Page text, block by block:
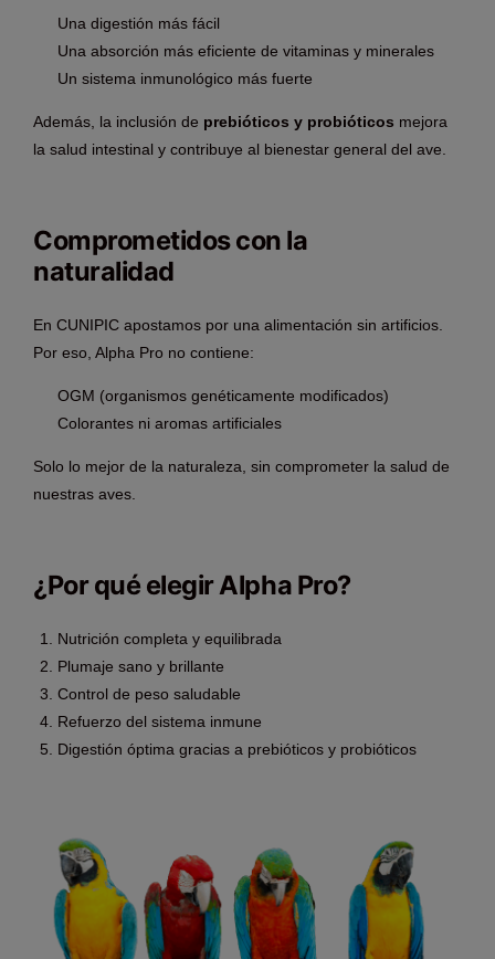
Una digestión más fácil
Una absorción más eficiente de vitaminas y minerales
Un sistema inmunológico más fuerte
Además, la inclusión de prebióticos y probióticos mejora
la salud intestinal y contribuye al bienestar general del ave.
Comprometidos con la
naturalidad
En CUNIPIC apostamos por una alimentación sin artificios.
Por eso, Alpha Pro no contiene:
OGM (organismos genéticamente modificados)
Colorantes ni aromas artificiales
Solo lo mejor de la naturaleza, sin comprometer la salud de
nuestras aves.
¿Por qué elegir Alpha Pro?
Nutrición completa y equilibrada
Plumaje sano y brillante
Control de peso saludable
Refuerzo del sistema inmune
Digestión óptima gracias a prebióticos y probióticos